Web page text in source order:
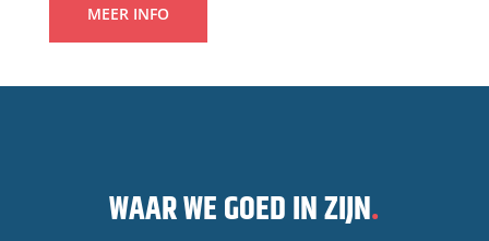
MEER INFO
WAAR WE GOED IN ZIJN.